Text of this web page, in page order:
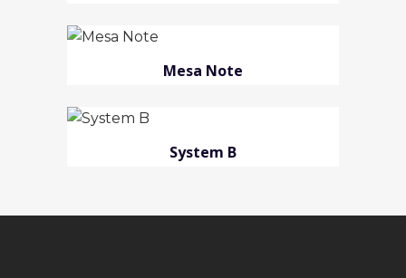
Mesa Note
System B